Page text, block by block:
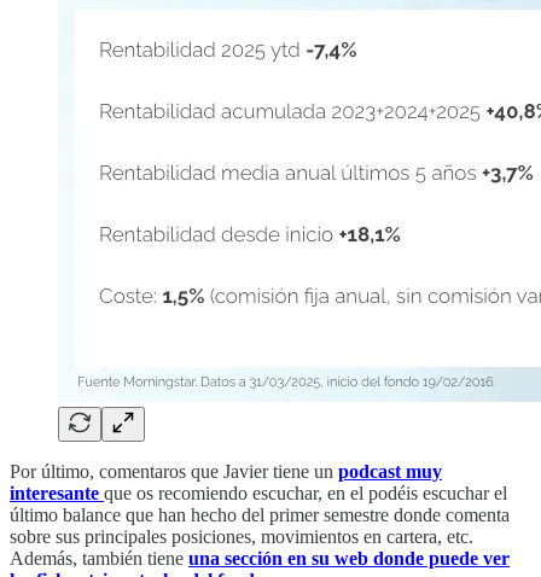
Por último, comentaros que Javier tiene un podcast muy
interesante que os recomiendo escuchar, en el podéis escuchar el
último balance que han hecho del primer semestre donde comenta
sobre sus principales posiciones, movimientos en cartera, etc.
Además, también tiene una sección en su web donde puede ver